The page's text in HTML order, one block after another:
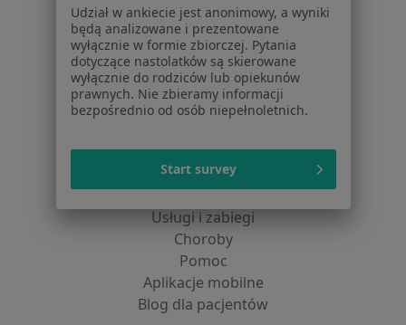
Praca Rekrutujemy!
Partnerzy
Centrum prasowe
Kontakt
Dla pacjentów
Lekarze
Placówki medyczne
Pytania i odpowiedzi
Usługi i zabiegi
Choroby
Pomoc
Aplikacje mobilne
Blog dla pacjentów
Udział w ankiecie jest anonimowy, a wyniki
będą analizowane i prezentowane
wyłącznie w formie zbiorczej. Pytania
dotyczące nastolatków są skierowane
wyłącznie do rodziców lub opiekunów
prawnych. Nie zbieramy informacji
bezpośrednio od osób niepełnoletnich.
Start survey